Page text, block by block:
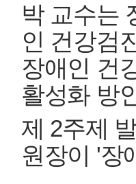
박 교수는
인 건강검
장애인 건
활성화 방
제 2주제
원장이 '장